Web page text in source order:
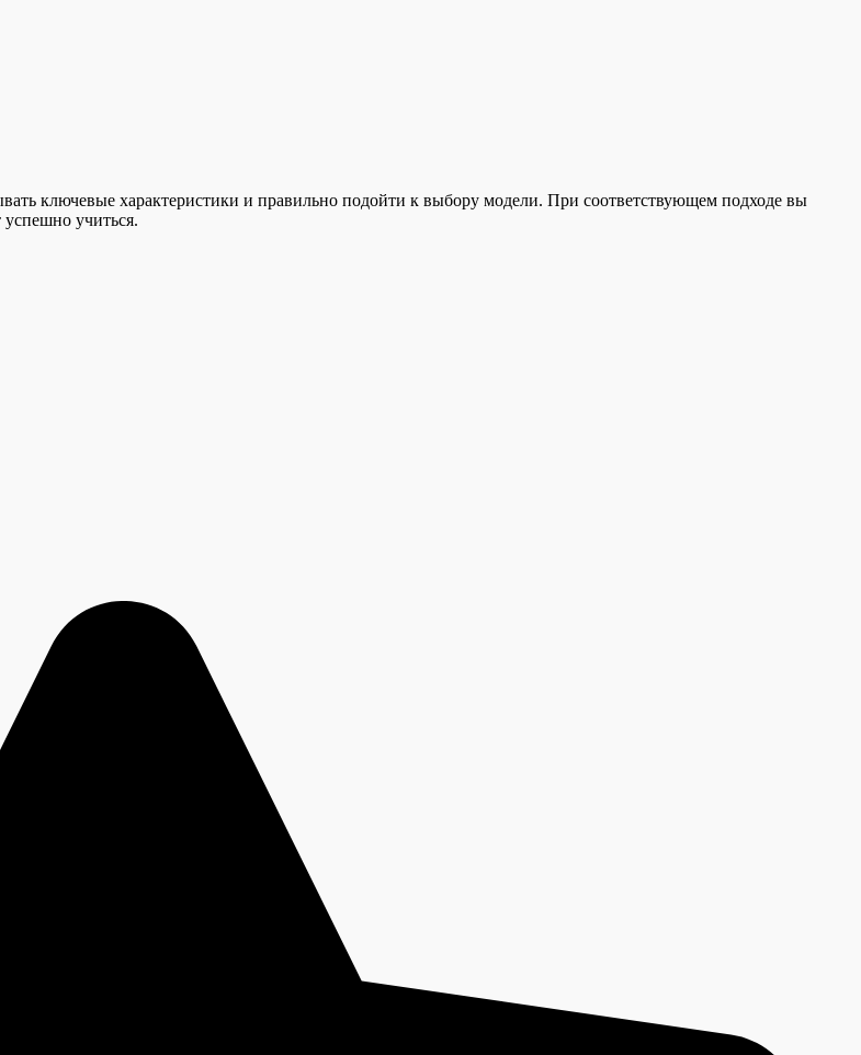
ключевые характеристики и правильно подойти к выбору модели. При соответствующем подходе вы
успешно учиться.